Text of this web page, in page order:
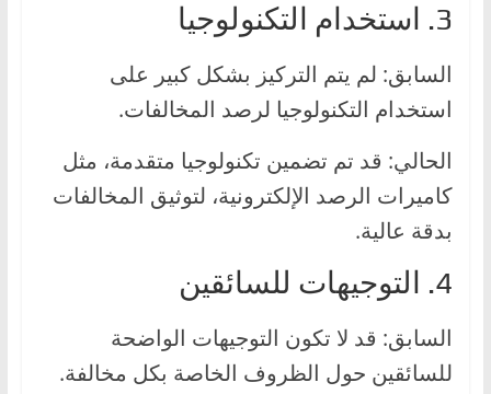
3. استخدام التكنولوجيا
السابق: لم يتم التركيز بشكل كبير على
استخدام التكنولوجيا لرصد المخالفات.
الحالي: قد تم تضمين تكنولوجيا متقدمة، مثل
كاميرات الرصد الإلكترونية، لتوثيق المخالفات
بدقة عالية.
4. التوجيهات للسائقين
السابق: قد لا تكون التوجيهات الواضحة
للسائقين حول الظروف الخاصة بكل مخالفة.